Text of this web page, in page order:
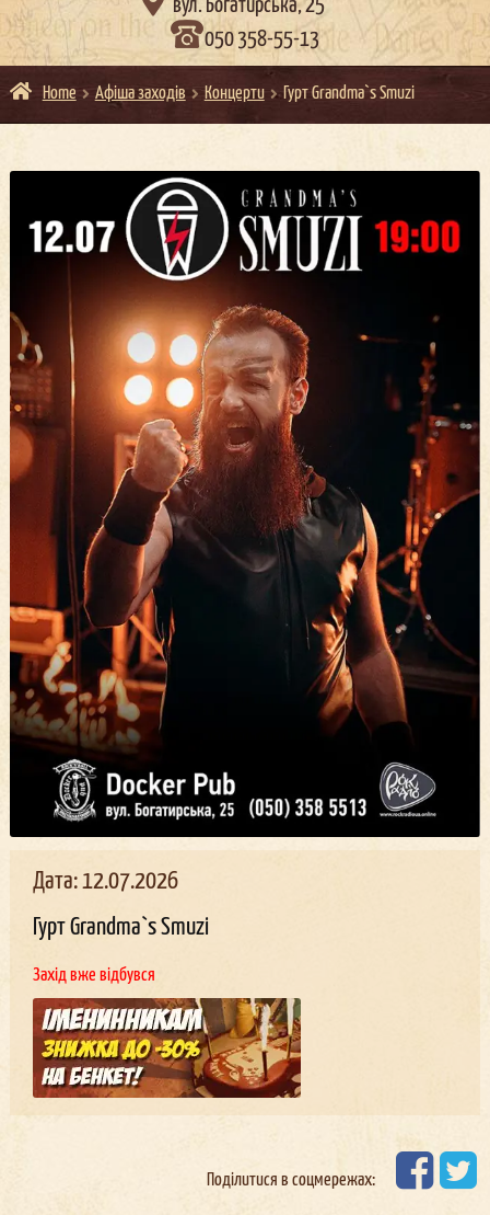
вул. Богатирська, 25
050 358-55-13
Home Афіша заходів Концерти Гурт Grandma`s Smuzi
Дата: 12.07.2026
Гурт Grandma`s Smuzi
Захід вже відбувся
Поділитися в соцмережах: